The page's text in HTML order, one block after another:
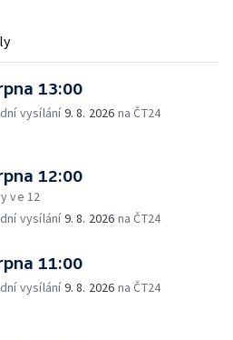
13:00
vysílání9. 8. 2026 na ČT24
12:00
ve 12
vysílání9. 8. 2026 na ČT24
11:00
vysílání9. 8. 2026 na ČT24